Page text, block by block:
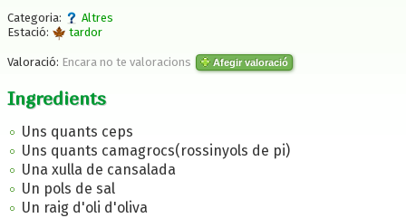
Categoria:
Altres
Estació:
tardor
Valoració: Encara no te valoracions Afegir valoració
Ingredients
Uns quants ceps
Uns quants camagrocs(rossinyols de pi)
Una xulla de cansalada
Un pols de sal
Un raig d'oli d'oliva